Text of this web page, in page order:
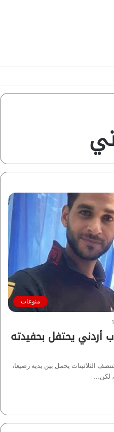
منوعات
يحتفل بحفيدته
الثلاثينات يحمل بين يديه رضيعا،
لكن…